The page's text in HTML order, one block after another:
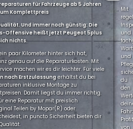
für Fahrzeuge ab 5 Jahren
Komplettpreis
Und immer noch günstig: Die
Offensive heißt jetzt Peugeot 5plus
nichts.
paar Kilometer hinter sich hat,
genau auf die Reparaturkosten. Mit
machen wir es dir leichter. Für viele
nach Erstzulassungerhältst du bei
inklusive Montage zu
Damit liegst du immer richtig.
eine Reparatur mit preislich
Teilen by Mopar(R) oder
in puncto Sicherheit bieten dir
Mit
und
und
du
den
von